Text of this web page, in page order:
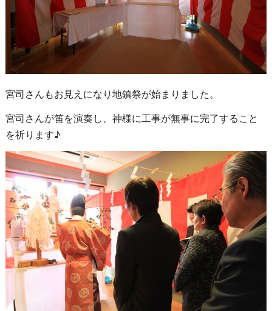
宮司さんもお見えになり地鎮祭が始まりました。
宮司さんが笛を演奏し、神様に工事が無事に完了すること
を祈ります♪